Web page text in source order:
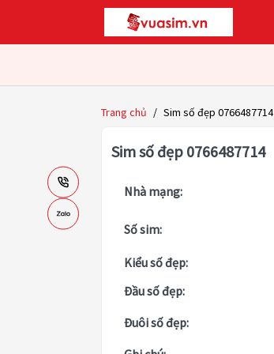
Trang chủ / Sim số đẹp 0766487714
Sim số đẹp 0766487714
Nhà mạng:
Số sim:
Kiểu số đẹp:
Đầu số đẹp:
Đuôi số đẹp: